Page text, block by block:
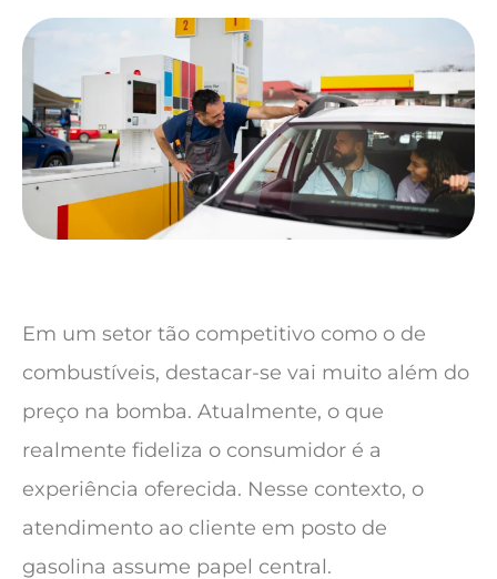
Em um setor tão competitivo como o de
combustíveis, destacar-se vai muito além do
preço na bomba. Atualmente, o que
realmente fideliza o consumidor é a
experiência oferecida. Nesse contexto, o
atendimento ao cliente em posto de
gasolina assume papel central.